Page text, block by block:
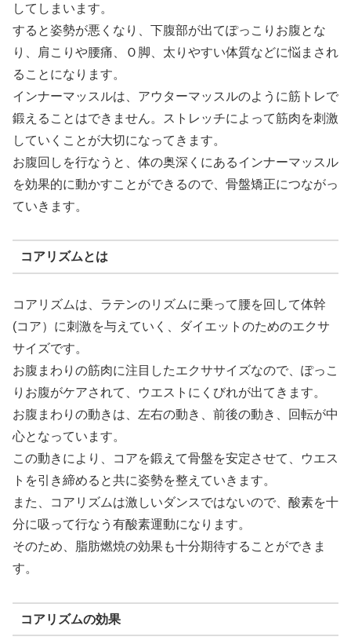
してしまいます。
すると姿勢が悪くなり、下腹部が出てぽっこりお腹とな
り、肩こりや腰痛、Ｏ脚、太りやすい体質などに悩まされ
ることになります。
インナーマッスルは、アウターマッスルのように筋トレで
鍛えることはできません。ストレッチによって筋肉を刺激
していくことが大切になってきます。
お腹回しを行なうと、体の奥深くにあるインナーマッスル
を効果的に動かすことができるので、骨盤矯正につながっ
ていきます。
コアリズムとは
コアリズムは、ラテンのリズムに乗って腰を回して体幹
(コア）に刺激を与えていく、ダイエットのためのエクサ
サイズです。
お腹まわりの筋肉に注目したエクササイズなので、ぽっこ
りお腹がケアされて、ウエストにくびれが出てきます。
お腹まわりの動きは、左右の動き、前後の動き、回転が中
心となっています。
この動きにより、コアを鍛えて骨盤を安定させて、ウエス
トを引き締めると共に姿勢を整えていきます。
また、コアリズムは激しいダンスではないので、酸素を十
分に吸って行なう有酸素運動になります。
そのため、脂肪燃焼の効果も十分期待することができま
す。
コアリズムの効果